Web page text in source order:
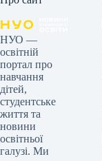
НУО —
освітній
портал про
навчання
дітей,
студентське
життя та
новини
освітньої
галузі. Ми